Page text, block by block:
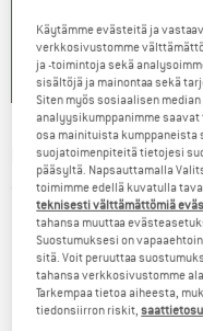
) 4,6(
MAGNUM -
(0)
Käytämme evästeitä ja
verkkosivustomme
ja -toimintoja sekä
sisältöjä ja mainontaa sekä
Siten myös sosiaalisen
analyysikumppanimme
osa mainituista
suojatoimenpiteitä tietojesi
pääsyltä. Napsauttamalla
toimimme edellä kuvatulla
teknisesti välttämättömiä
tahansa muuttaa
Suostumuksesi on
sitä. Voit peruuttaa
tahansa verkkosivustomme
Tarkempaa tietoa aiheesta,
tiedonsiirron riskit,